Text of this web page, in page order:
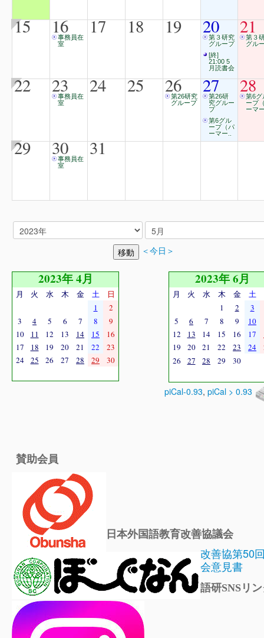
15 16
事務員在
室
17 18 19 20
第３研究
グループ
[終]
21:00 5
月読書会
21
第３
グル
22 23
事務員在
室
24 25 26
第26研究
グループ
27
第26研
究グルー
プ
第6グル
ープ（パ
ーマー..
28
第6グ
ープ
ーマ
29 30
事務員在
室
31
＜今日＞
2023年 4月
月 火 水 木 金 土
日
1
2
3
4 5 6 7 8
9
10
11 12 13 14 15
16
17
18 19 20 21 22
23
24
25 26 27 28 29 30
2023年 6月
月 火 水 木 金 土
1
2
3
5
6 7 8 9 10
12
13 14 15 16 17
19
20 21 22 23 24
26
27 28 29 30
piCal-0.93, piCal > 0.93
賛助会員
日本外国語教育改善協議会
改善協第50
会意見書
語研SNSリ